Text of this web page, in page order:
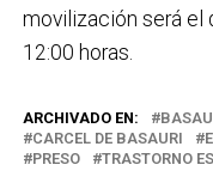
movilización será el
12:00 horas.
ARCHIVADO EN:
CARCEL DE BASAURI
PRESO
TRASTORNO